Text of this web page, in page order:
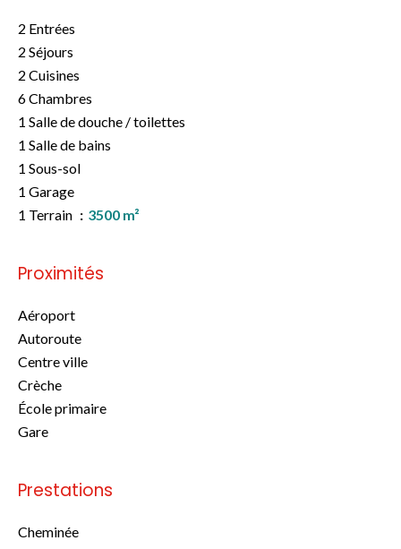
2 Entrées
2 Séjours
2 Cuisines
6 Chambres
1 Salle de douche / toilettes
1 Salle de bains
1 Sous-sol
1 Garage
1 Terrain
3500 m²
Proximités
Aéroport
Autoroute
Centre ville
Crèche
École primaire
Gare
Prestations
Cheminée